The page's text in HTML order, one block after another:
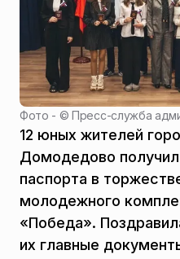
Фото - ©Пресс-служба
12 юных жителей
Домодедово
паспорта в
молодежного
«Победа».
их главные